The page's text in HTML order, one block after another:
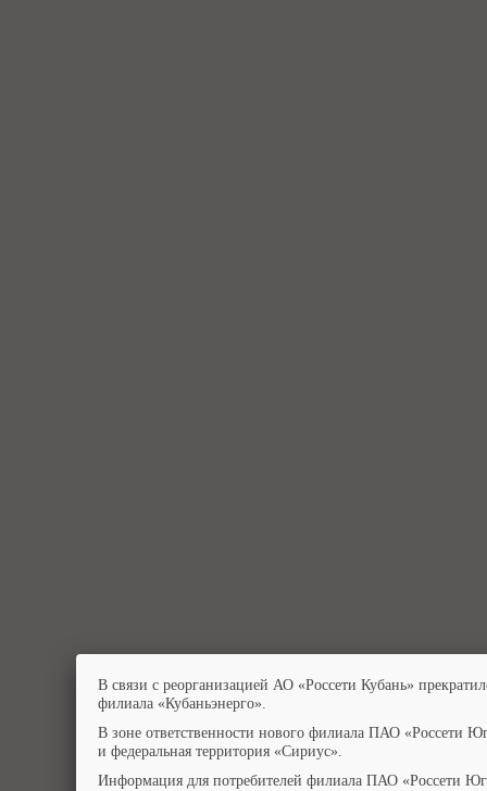
В связи с реорганизацией АО «Россети Кубань»
филиала «Кубаньэнерго».
В зоне ответственности нового филиала ПАО «Россети
и федеральная территория «Сириус».
Информация для потребителей филиала ПАО «Россети